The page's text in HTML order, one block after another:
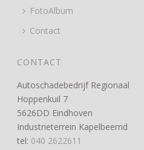
FotoAlbum
Contact
CONTACT
Autoschadebedrijf Regionaal
Hoppenkuil 7
5626DD Eindhoven
Industrieterrein Kapelbeemd
tel: 040 2622611